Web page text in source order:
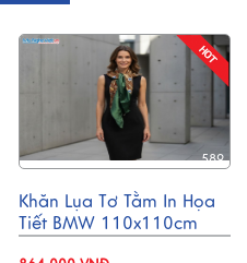
589
Khăn Lụa Tơ Tằm In Họa
Tiết BMW 110x110cm